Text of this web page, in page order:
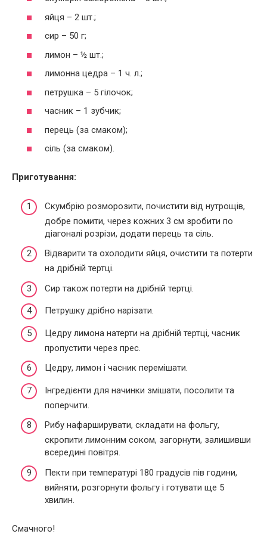
яйця – 2 шт.;
сир – 50 г;
лимон – ½ шт.;
лимонна цедра – 1 ч. л.;
петрушка – 5 гілочок;
часник – 1 зубчик;
перець (за смаком);
сіль (за смаком).
Приготування:
Скумбрію розморозити, почистити від нутрощів,
добре помити, через кожних 3 см зробити по
діагоналі розрізи, додати перець та сіль.
Відварити та охолодити яйця, очистити та потерти
на дрібній тертці.
Сир також потерти на дрібній тертці.
Петрушку дрібно нарізати.
Цедру лимона натерти на дрібній тертці, часник
пропустити через прес.
Цедру, лимон і часник перемішати.
Інгредієнти для начинки змішати, посолити та
поперчити.
Рибу нафарширувати, складати на фольгу,
скропити лимонним соком, загорнути, залишивши
всередині повітря.
Пекти при температурі 180 градусів пів години,
вийняти, розгорнути фольгу і готувати ще 5
хвилин.
Смачного!